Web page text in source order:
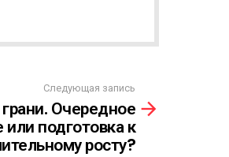
Следующая запись
Очередное
или подготовка к
росту?